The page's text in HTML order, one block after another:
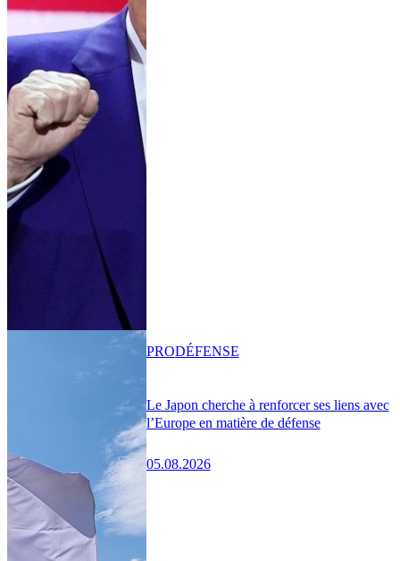
Le Japon cherche à renforcer ses liens avec
l’Europe en matière de défense
05.08.2026
PRODÉFENSE